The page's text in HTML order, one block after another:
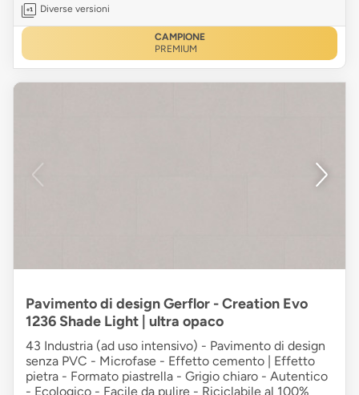
Diverse versioni
CAMPIONE
PREMIUM
Pavimento di design Gerflor - Creation Evo
1236 Shade Light | ultra opaco
43 Industria (ad uso intensivo) - Pavimento di design
senza PVC - Microfase - Effetto cemento | Effetto
pietra - Formato piastrella - Grigio chiaro - Autentico
- Ecologico - Facile da pulire - Riciclabile al 100%